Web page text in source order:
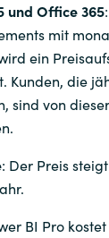
Lithuania
Malaysia
East
und Office 365
mit
ein
Kunden, die
sind von
: Der Preis
BI Pro